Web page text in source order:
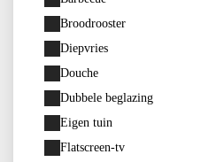
Broodrooster
Diepvries
Douche
Dubbele beglazing
Eigen tuin
Flatscreen-tv